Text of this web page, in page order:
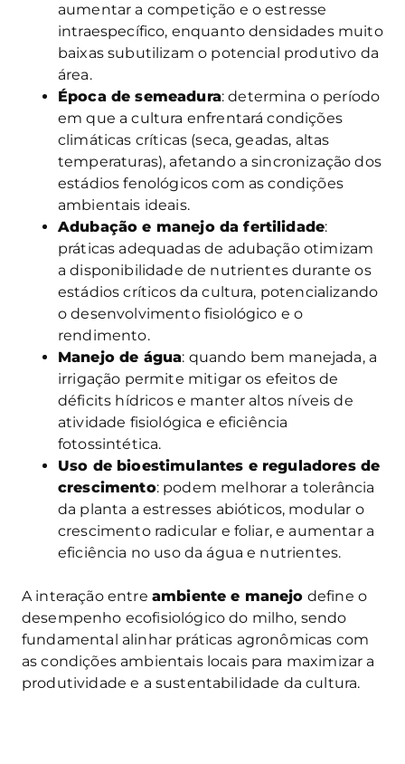
aumentar a competição e o estresse
intraespecífico, enquanto densidades muito
baixas subutilizam o potencial produtivo da
área.
Época de semeadura: determina o período
em que a cultura enfrentará condições
climáticas críticas (seca, geadas, altas
temperaturas), afetando a sincronização dos
estádios fenológicos com as condições
ambientais ideais.
Adubação e manejo da fertilidade:
práticas adequadas de adubação otimizam
a disponibilidade de nutrientes durante os
estádios críticos da cultura, potencializando
o desenvolvimento fisiológico e o
rendimento.
Manejo de água: quando bem manejada, a
irrigação permite mitigar os efeitos de
déficits hídricos e manter altos níveis de
atividade fisiológica e eficiência
fotossintética.
Uso de bioestimulantes e reguladores de
crescimento: podem melhorar a tolerância
da planta a estresses abióticos, modular o
crescimento radicular e foliar, e aumentar a
eficiência no uso da água e nutrientes.
A interação entre ambiente e manejo define o
desempenho ecofisiológico do milho, sendo
fundamental alinhar práticas agronômicas com
as condições ambientais locais para maximizar a
produtividade e a sustentabilidade da cultura.